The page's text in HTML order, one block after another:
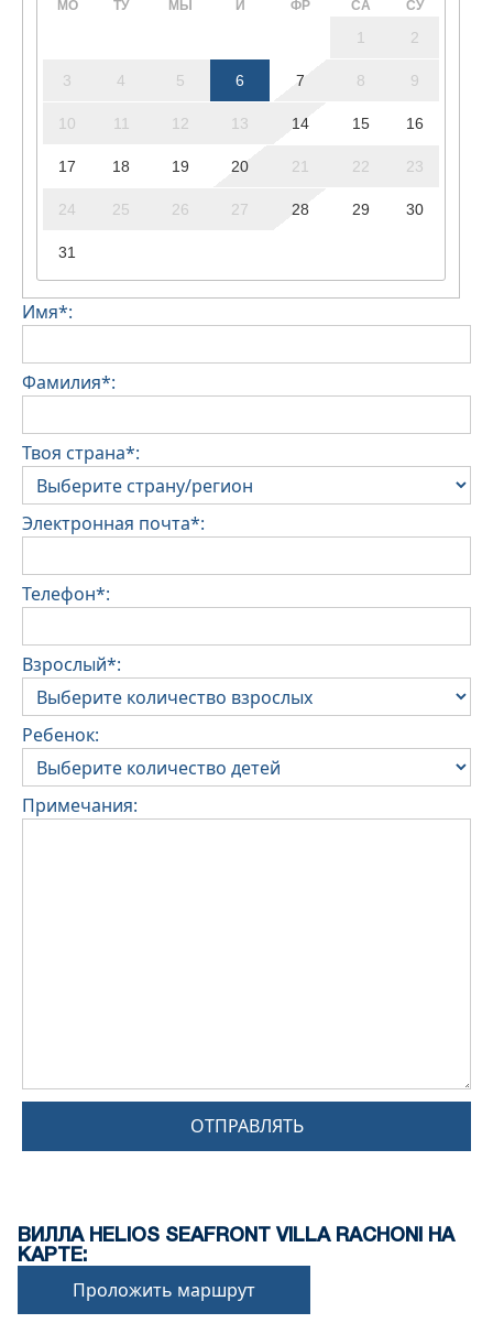
МО ТУ МЫ Й ФР СА СУ
1 2
3 4 5 6 7 8 9
10 11 12 13 14 15 16
17 18 19 20 21 22 23
24 25 26 27 28 29 30
31
Имя*:
Фамилия*:
Твоя страна*:
Электронная почта*:
Телефон*:
Взрослый*:
Ребенок:
Примечания:
ОТПРАВЛЯТЬ
ВИЛЛА HELIOS SEAFRONT VILLA RACHONI НА
КАРТЕ:
Проложить маршрут